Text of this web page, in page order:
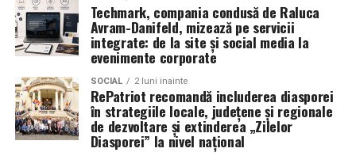
natural, un teren cu gazon sintetic nu este complet
lipsit de operațiuni de mentenanță. Întreținerea
periodică poate include:
îndepărtarea frunzelor și a altor impurități;
perierea suprafeței pentru menținerea poziției
fibrelor;
Techmark, compania condusă de Raluca
Avram-Danifeld, mizează pe servicii
integrate: de la site și social media la
evenimente corporate
SOCIAL 2 luni inainte
RePatriot recomandă includerea diasporei
în strategiile locale, județene și regionale
de dezvoltare și extinderea „Zilelor
Diasporei” la nivel național